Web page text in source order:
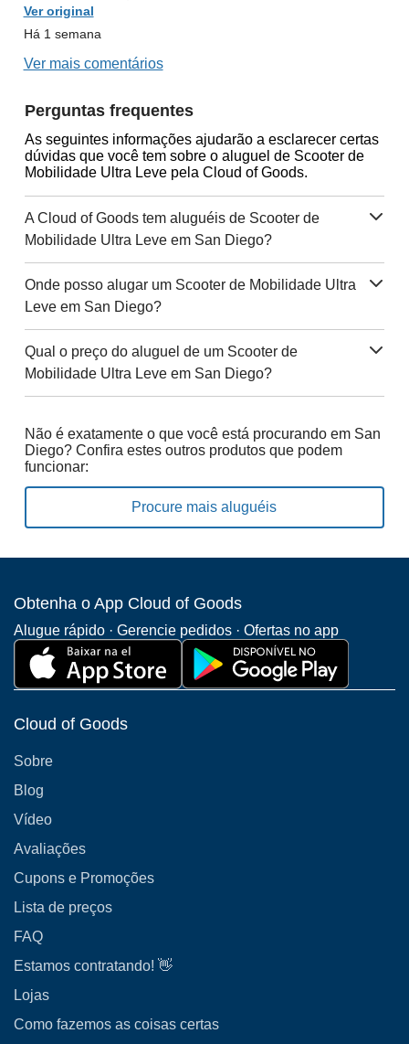
Ver original
Há 1 semana
Ver mais comentários
Perguntas frequentes
As seguintes informações ajudarão a esclarecer certas
dúvidas que você tem sobre o aluguel de Scooter de
Mobilidade Ultra Leve pela Cloud of Goods.
A Cloud of Goods tem aluguéis de Scooter de
Mobilidade Ultra Leve em San Diego?
Onde posso alugar um Scooter de Mobilidade Ultra
Leve em San Diego?
Qual o preço do aluguel de um Scooter de
Mobilidade Ultra Leve em San Diego?
Não é exatamente o que você está procurando em San
Diego? Confira estes outros produtos que podem
funcionar:
Procure mais aluguéis
Obtenha o App Cloud of Goods
Alugue rápido · Gerencie pedidos · Ofertas no app
Cloud of Goods
Sobre
Blog
Vídeo
Avaliações
Cupons e Promoções
Lista de preços
FAQ
Estamos contratando! 👋
Lojas
Como fazemos as coisas certas